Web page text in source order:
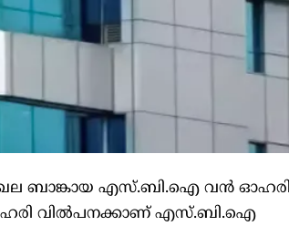
ബാങ്കായ എസ്.ബി.ഐ വൻ ഓഹരി
വിൽപനക്കാണ് എസ്.ബി.ഐ